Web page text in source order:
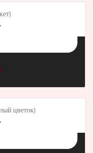
цветок)